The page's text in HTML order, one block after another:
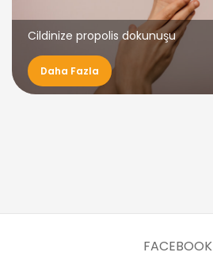
Cildinize propolis dokunuşu
Daha Fazla
FACEBOOK